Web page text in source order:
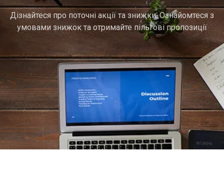
Дізнайтеся про поточні акції та знижки. Ознайомтеся з
умовами знижок та отримайте пільгові пропозиції